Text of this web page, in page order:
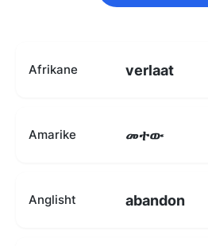
Afrikane verlaat
Amarike መተው
Anglisht abandon